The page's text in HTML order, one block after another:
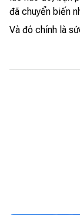
đã chuyển biến
Và đó chính là